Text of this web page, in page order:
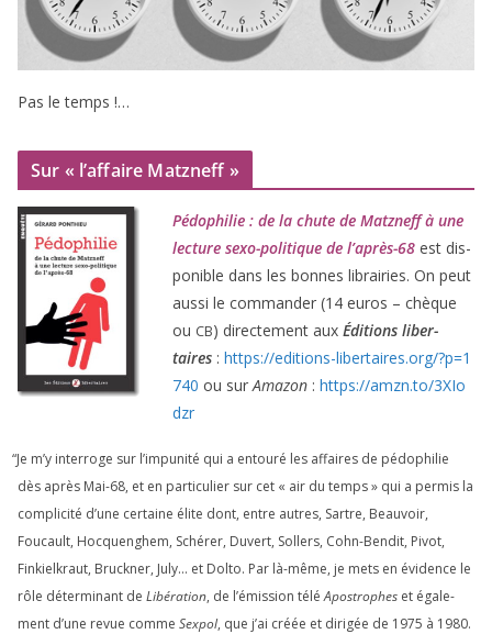
Pas le temps !…
Sur « l’affaire Matzneff »
Pédophilie : de la chute de Matzneff à une
lec­ture sexo-poli­tique de l’après-68 est dis­
po­nible dans les bonnes librai­ries. On peut
aus­si le com­man­der (14 euros – chèque
ou CB) direc­te­ment aux Éditions liber­
taires : https://​edi​tions​-liber​taires​.org/​?​p​=​1
740 ou sur Amazon : https://​amzn​.to/​3​X​I​o​
dzr
“Je m’y inter­roge sur l’impunité qui a entou­ré les affaires de pédo­phi­lie
dès après Mai-68, et en par­ti­cu­lier sur cet « air du temps » qui a per­mis la
com­pli­ci­té d’une cer­taine élite dont, entre autres, Sartre, Beauvoir,
Foucault, Hocquenghem, Schérer, Duvert, Sollers, Cohn-Bendit, Pivot,
Finkielkraut, Bruckner, July… et Dolto. Par là-même, je mets en évi­dence le
rôle déter­mi­nant de Libération, de l’émission téléApostrophes et éga­le­
ment d’une revue comme Sexpol, que j’ai créée et diri­gée de 1975 à 1980.